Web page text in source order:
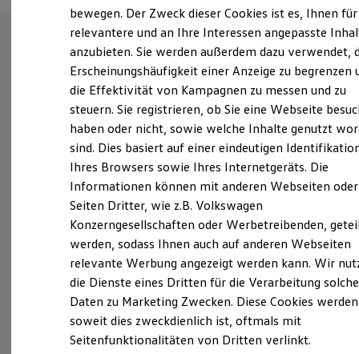
California App
VW Connect für Ihren ID. Buzz
VW Connect für Ihren Transporter/Caravelle
VW Connect für Ihren Amarok
VW Connect für andere Modelle
Connect Pro
Fleet Interface Data
Multistop Pathfinder
Übersicht Software Updates
Hilfreiches für Besitzer
Fahrerassistenz- und Sicherheitssysteme
Kontrollleuchten
Kurzfahrprofile und Ölverdünnung
Batterieverordnung
XTL-Dieselkraftstoff
Ersatzteile und Betriebsflüssigkeiten
Original Zubehör und Lifestyle Produkte
myVolkswagen Business
Elektrisch & Autonom
Elektro - & Hybridfahrzeuge
Klimafreundlicher Strom
Unsere Leistungenim
Überblick
Neuwagen
Nutzfahrzeuge
Neuwagen Caddy - Multivan -
California
ID.
Service
ServicePlus
Volkswagen Economy
Service
bewegen. Der Zweck dieser Cookies ist es, Ihnen für
relevantere und an Ihre Interessen angepasste
anzubieten. Sie werden außerdem dazu verwendet,
Erscheinungshäufigkeit einer Anzeige zu begrenzen
die Effektivität von Kampagnen zu messen und zu
steuern. Sie registrieren, ob Sie eine Webseite
haben oder nicht, sowie welche Inhalte genutzt
sind. Dies basiert auf einer eindeutigen
Ihres Browsers sowie Ihres Internetgeräts. Die
Informationen können mit anderen Webseiten oder
Seiten Dritter, wie z.B. Volkswagen
Konzerngesellschaften oder Werbetreibenden,
werden, sodass Ihnen auch auf anderen Webseiten
relevante Werbung angezeigt werden kann. Wir
die Dienste eines Dritten für die Verarbeitung
Daten zu Marketing Zwecken. Diese Cookies
soweit dies zweckdienlich ist, oftmals mit
Seitenfunktionalitäten von Dritten verlinkt.